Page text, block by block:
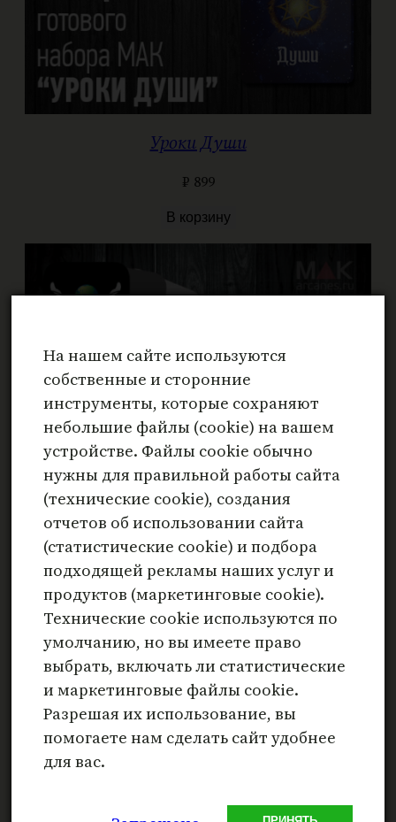
Уроки Души
₽ 899
В корзину
Мужчина глазами художника
В корзину
Метафорические карты онлайн –
На нашем сайте используются
собственные и сторонние
инструменты, которые сохраняют
небольшие файлы (cookie) на вашем
устройстве. Файлы cookie обычно
нужны для правильной работы сайта
(технические cookie), создания
отчетов об использовании сайта
(статистические cookie) и подбора
подходящей рекламы наших услуг и
продуктов (маркетинговые cookie).
Технические cookie используются по
умолчанию, но вы имеете право
выбрать, включать ли статистические
и маркетинговые файлы cookie.
Разрешая их использование, вы
помогаете нам сделать сайт удобнее
для вас.